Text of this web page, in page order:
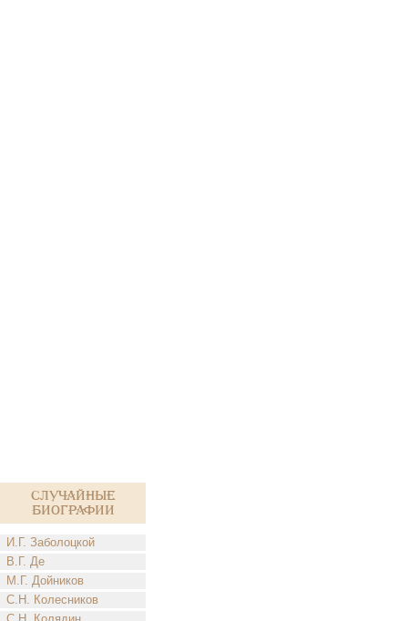
Случайные
биографии
И.Г. Заболоцкой
В.Г. Де
М.Г. Дойников
С.Н. Колесников